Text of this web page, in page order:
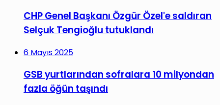
CHP Genel Başkanı Özgür Özel'e saldıran
Selçuk Tengioğlu tutuklandı
6 Mayıs 2025
GSB yurtlarından sofralara 10 milyondan
fazla öğün taşındı